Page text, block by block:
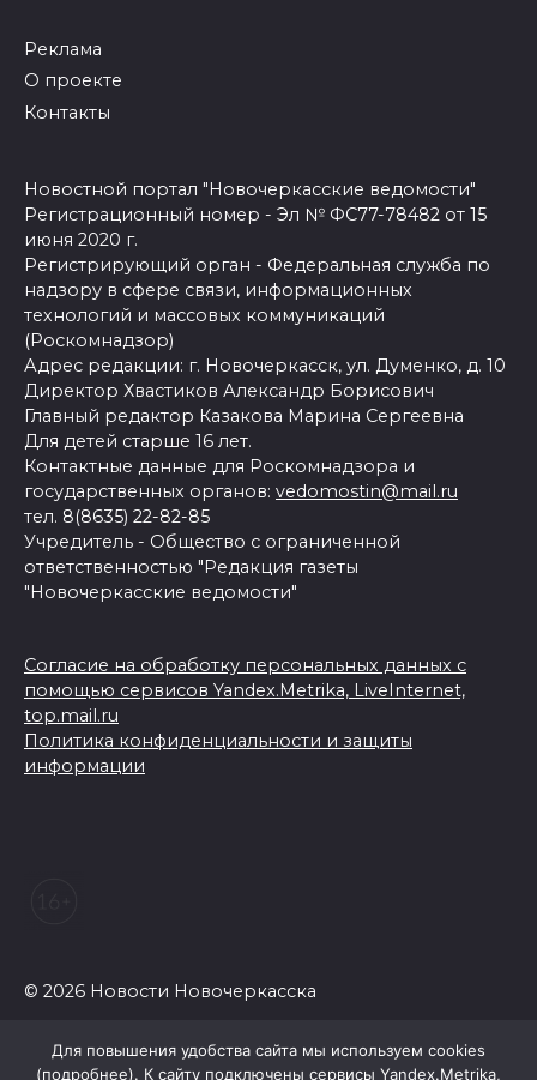
Реклама
О проекте
Контакты
Новостной портал "Новочеркасские ведомости"
Регистрационный номер - Эл № ФС77-78482 от 15
июня 2020 г.
Регистрирующий орган - Федеральная служба по
надзору в сфере связи, информационных
технологий и массовых коммуникаций
(Роскомнадзор)
Адрес редакции: г. Новочеркасск, ул. Думенко, д. 10
Директор Хвастиков Александр Борисович
Главный редактор Казакова Марина Сергеевна
Для детей старше 16 лет.
Контактные данные для Роскомнадзора и
государственных органов: vedomostin@mail.ru
тел. 8(8635) 22-82-85
Учредитель - Общество с ограниченной
ответственностью "Редакция газеты
"Новочеркасские ведомости"
Согласие на обработку персональных данных с
помощью сервисов Yandex.Metrika, LiveInternet,
top.mail.ru
Политика конфиденциальности и защиты
информации
© 2026 Новости Новочеркасска
Для повышения удобства сайта мы используем cookies
(подробнее). К сайту подключены сервисы Yandex.Metrika,